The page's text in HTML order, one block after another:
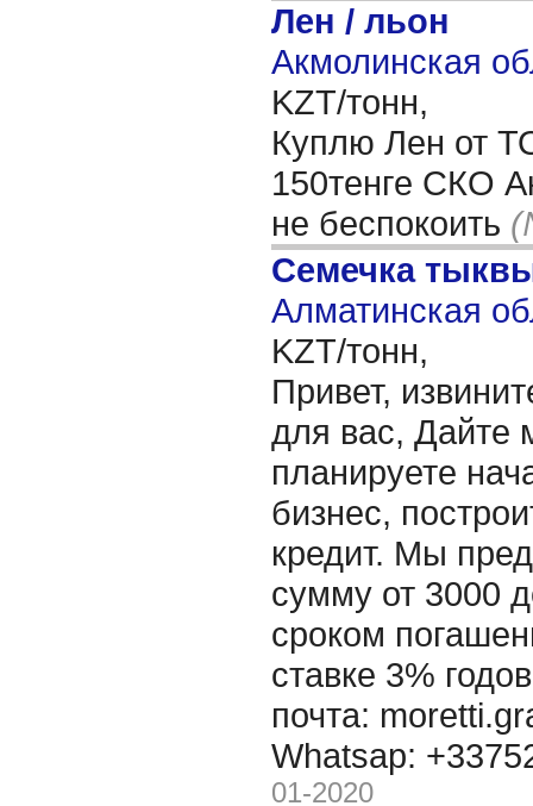
Лен / льон
Акмолинская
KZT/тонн,
Куплю Лен от
150тенге СКО
не беспокоить
Семечка
Алматинская
KZT/тонн,
Привет,
для вас, Дайте
планируете
бизнес,
кредит. Мы
сумму от 3000
сроком
ставке 3%
почта:
Whatsap:
01-2020